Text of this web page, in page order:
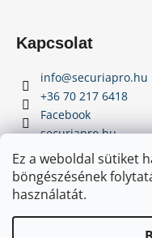
Ez a weboldal sütiket
böngészésének
használatát.
Kapcsolat
info@securiapro.hu
+36 70 217 6418
Facebook
securiapro.hu
Youtube